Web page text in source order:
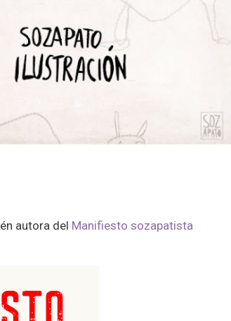
autora del Manifiesto sozapatista